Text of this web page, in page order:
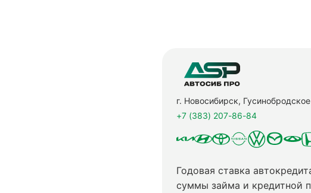
г. Новосибирск,
+7 (383) 207-86-84
Годовая ставка
суммы займа и кредитной